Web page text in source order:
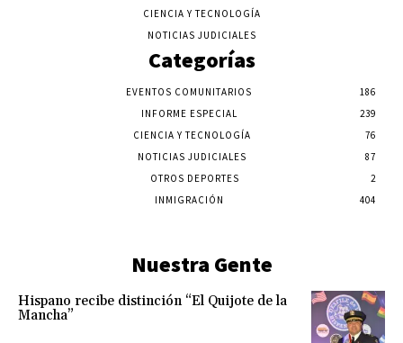
CIENCIA Y TECNOLOGÍA
NOTICIAS JUDICIALES
Categorías
EVENTOS COMUNITARIOS
186
INFORME ESPECIAL
239
CIENCIA Y TECNOLOGÍA
76
NOTICIAS JUDICIALES
87
OTROS DEPORTES
2
INMIGRACIÓN
404
Nuestra Gente
Hispano recibe distinción “El Quijote de la
Mancha”